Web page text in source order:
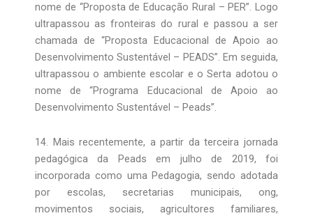
nome de “Proposta de Educação Rural – PER”. Logo
ultrapassou as fronteiras do rural e passou a ser
chamada de “Proposta Educacional de Apoio ao
Desenvolvimento Sustentável – PEADS”. Em seguida,
ultrapassou o ambiente escolar e o Serta adotou o
nome de “Programa Educacional de Apoio ao
Desenvolvimento Sustentável – Peads”.
14. Mais recentemente, a partir da terceira jornada
pedagógica da Peads em julho de 2019, foi
incorporada como uma Pedagogia, sendo adotada
por escolas, secretarias municipais, ong,
movimentos sociais, agricultores familiares,